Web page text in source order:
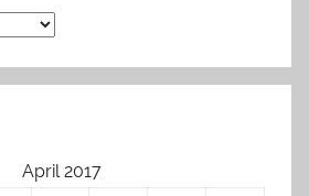
April 2017